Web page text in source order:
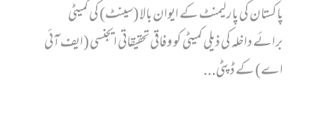
پاکستان کی پارلیمنٹ کے ایوان بالا (سینٹ) کی کمیٹی
برائے داخلہ کی ذیلی کمیٹی کو وفاقی تحقیقاتی ایجنسی (ایف آئی
اے) کے ڈپٹی...